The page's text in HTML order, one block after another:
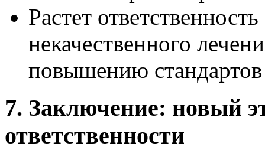
Растет
некачественного
повышению
7. Заключение: новый
ответственности